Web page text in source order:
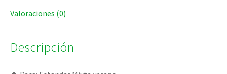
Valoraciones (0)
Descripción